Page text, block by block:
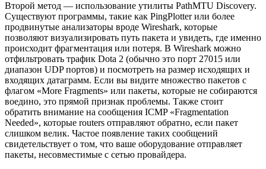
Второй метод — использование утилиты PathMTU Discovery.
Существуют программы, такие как PingPlotter или более
продвинутые анализаторы вроде Wireshark, которые
позволяют визуализировать путь пакета и увидеть, где именно
происходит фрагментация или потеря. В Wireshark можно
отфильтровать трафик Dota 2 (обычно это порт 27015 или
диапазон UDP портов) и посмотреть на размер исходящих и
входящих датаграмм. Если вы видите множество пакетов с
флагом «More Fragments» или пакеты, которые не собираются
воедино, это прямой признак проблемы. Также стоит
обратить внимание на сообщения ICMP «Fragmentation
Needed», которые routers отправляют обратно, если пакет
слишком велик. Частое появление таких сообщений
свидетельствует о том, что ваше оборудование отправляет
пакеты, несовместимые с сетью провайдера.